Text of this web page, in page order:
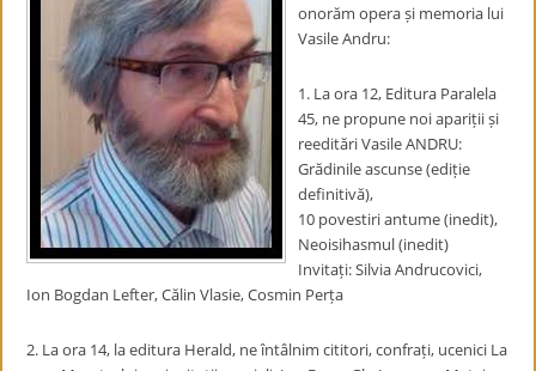
onorăm opera și memoria lui
Vasile Andru:
1. La ora 12, Editura Paralela
45, ne propune noi apariții și
reeditări Vasile ANDRU:
Grădinile ascunse (ediție
definitivă),
10 povestiri antume (inedit),
Neoisihasmul (inedit)
Invitați: Silvia Andrucovici,
Ion Bogdan Lefter, Călin Vlasie, Cosmin Perța
2. La ora 14, la editura Herald, ne întâlnim cititori, confrați, ucenici La